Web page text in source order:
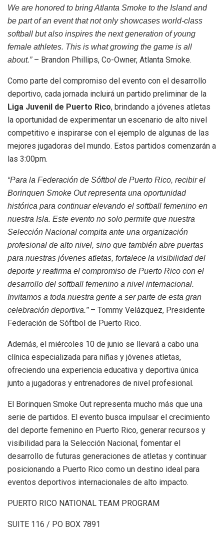
We are honored to bring Atlanta Smoke to the Island and
be part of an event that not only showcases world-class
softball but also inspires the next generation of young
female athletes. This is what growing the game is all
about.”– Brandon Phillips, Co-Owner, Atlanta Smoke.
Como parte del compromiso del evento con el desarrollo
deportivo, cada jornada incluirá un partido preliminar de la
Liga Juvenil de Puerto Rico, brindando a jóvenes atletas
la oportunidad de experimentar un escenario de alto nivel
competitivo e inspirarse con el ejemplo de algunas de las
mejores jugadoras del mundo. Estos partidos comenzarán a
las 3:00pm.
“Para la Federación de Sóftbol de Puerto Rico, recibir el
Borinquen Smoke Out representa una oportunidad
histórica para continuar elevando el softball femenino en
nuestra Isla. Este evento no solo permite que nuestra
Selección Nacional compita ante una organización
profesional de alto nivel, sino que también abre puertas
para nuestras jóvenes atletas, fortalece la visibilidad del
deporte y reafirma el compromiso de Puerto Rico con el
desarrollo del softball femenino a nivel internacional.
Invitamos a toda nuestra gente a ser parte de esta gran
celebración deportiva.”– Tommy Velázquez, Presidente
Federación de Sóftbol de Puerto Rico.
Además, el miércoles 10 de junio se llevará a cabo una
clínica especializada para niñas y jóvenes atletas,
ofreciendo una experiencia educativa y deportiva única
junto a jugadoras y entrenadores de nivel profesional.
El Borinquen Smoke Out representa mucho más que una
serie de partidos. El evento busca impulsar el crecimiento
del deporte femenino en Puerto Rico, generar recursos y
visibilidad para la Selección Nacional, fomentar el
desarrollo de futuras generaciones de atletas y continuar
posicionando a Puerto Rico como un destino ideal para
eventos deportivos internacionales de alto impacto.
PUERTO RICO NATIONAL TEAM PROGRAM
SUITE 116 / PO BOX 7891